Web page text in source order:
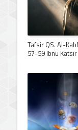
Tafsir QS. Al-
57-59 Ibnu Katsir